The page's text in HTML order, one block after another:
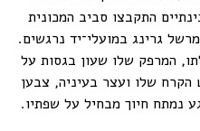
התקבצו סביב המכונית
גרינג במועלי־יד נרגשים.
המרפק שלו שעון בגסות על
שלו ועצר בעיניה, צבען
נמתח חיוך מבחיל על שפתיו.